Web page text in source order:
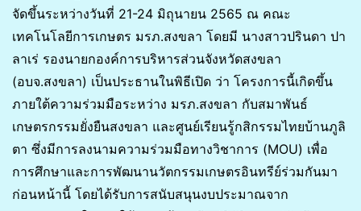
จัดขึ้นระหว่างวันที่ 21-24 มิถุนายน 2565 ณ คณะ
เทคโนโลยีการเกษตร มรภ.สงขลา โดยมี นางสาวปรินดา ปา
ลาเร่ รองนายกองค์การบริหารส่วนจังหวัดสงขลา
(อบจ.สงขลา) เป็นประธานในพิธีเปิด ว่า โครงการนี้เกิดขึ้น
ภายใต้ความร่วมมือระหว่าง มรภ.สงขลา กับสมาพันธ์
เกษตรกรรมยั่งยืนสงขลา และศูนย์เรียนรู้กสิกรรมไทยบ้านภูลิ
ตา ซึ่งมีการลงนามความร่วมมือทางวิชาการ (MOU) เพื่อ
การศึกษาและการพัฒนานวัตกรรมเกษตรอินทรีย์ร่วมกันมา
ก่อนหน้านี้ โดยได้รับการสนับสนุนงบประมาณจาก